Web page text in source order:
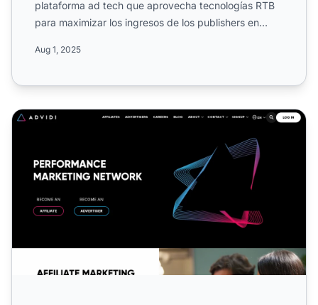
plataforma ad tech que aprovecha tecnologías RTB
para maximizar los ingresos de los publishers en
Aug 1, 2025
Programa de Afiliados Advidi